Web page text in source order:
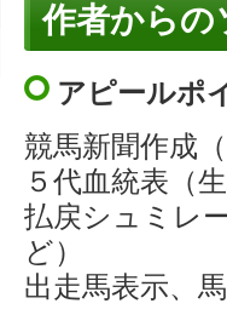
作者からの
アピールポ
競馬新聞作成
５代血統表（
払戻シュミレ
ど）
出走馬表示、